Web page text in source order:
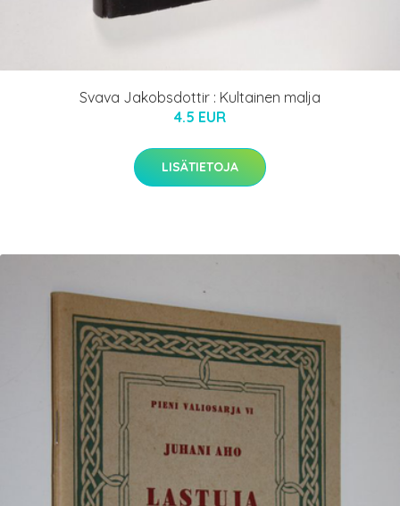
Svava Jakobsdottir : Kultainen malja
4.5 EUR
LISÄTIETOJA